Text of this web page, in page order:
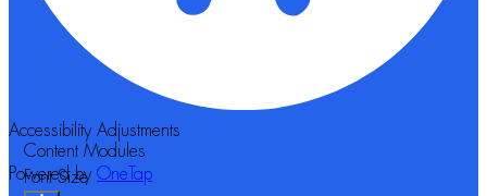
Accessibility Adjustments
Powered by OneTap
Content Modules
Font Size